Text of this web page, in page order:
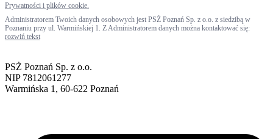
Prywatności i plików cookie.
Administratorem Twoich danych osobowych jest PSŻ Poznań Sp. z o.o. z siedzibą w
Poznaniu przy ul. Warmińskiej 1. Z Administratorem danych można kontaktować się:
rozwiń tekst
PSŻ Poznań Sp. z o.o.
NIP 7812061277
Warmińska 1, 60-622 Poznań